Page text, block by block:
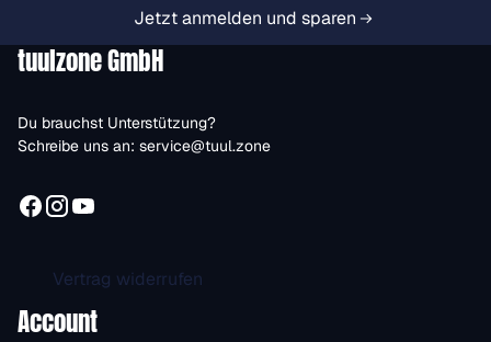
Jetzt anmelden und sparen
tuulzone GmbH
Du brauchst Unterstützung?
Schreibe uns an: service@tuul.zone
Vertrag widerrufen
Account